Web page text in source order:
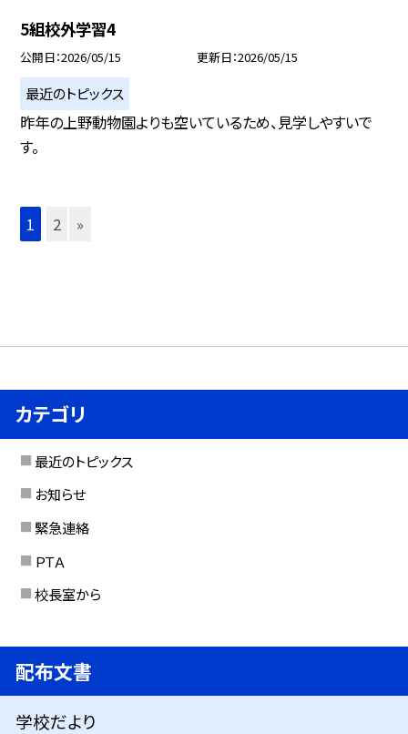
5組校外学習4
公開日 2026/05/15 更新日 2026/05/15
最近のトピックス
昨年の上野動物園よりも空いているため、見学しやすいで
す。
1 2 »
カテゴリ
最近のトピックス
お知らせ
緊急連絡
ＰＴＡ
校長室から
配布文書
学校だより